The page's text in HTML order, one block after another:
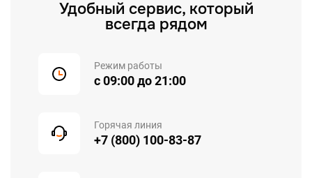
Удобный сервис, который
всегда рядом
Режим работы
с 09:00 до 21:00
Горячая линия
+7 (800) 100-83-87